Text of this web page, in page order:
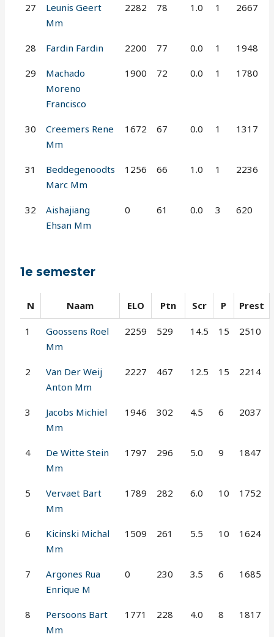
27
Leunis Geert
Mm
2282 78 1.0 1 2667
28 Fardin Fardin 2200 77 0.0 1 1948
29
Machado
Moreno
Francisco
1900 72 0.0 1 1780
30
Creemers Rene
Mm
1672 67 0.0 1 1317
31
Beddegenoodts
Marc Mm
1256 66 1.0 1 2236
32
Aishajiang
Ehsan Mm
0 61 0.0 3 620
1e semester
N Naam ELO Ptn Scr P Prest
1
Goossens Roel
Mm
2259 529 14.5 15 2510
2
Van Der Weij
Anton Mm
2227 467 12.5 15 2214
3
Jacobs Michiel
Mm
1946 302 4.5 6 2037
4
De Witte Stein
Mm
1797 296 5.0 9 1847
5
Vervaet Bart
Mm
1789 282 6.0 10 1752
6
Kicinski Michal
Mm
1509 261 5.5 10 1624
7
Argones Rua
Enrique M
0 230 3.5 6 1685
8
Persoons Bart
Mm
1771 228 4.0 8 1817